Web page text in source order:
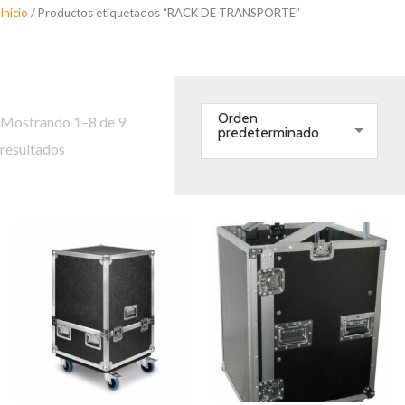
Saltar
Inicio / Productos etiquetados “RACK DE TRANSPORTE”
Mostrando 1–8 de 9
resultados
Orden
predeterminado